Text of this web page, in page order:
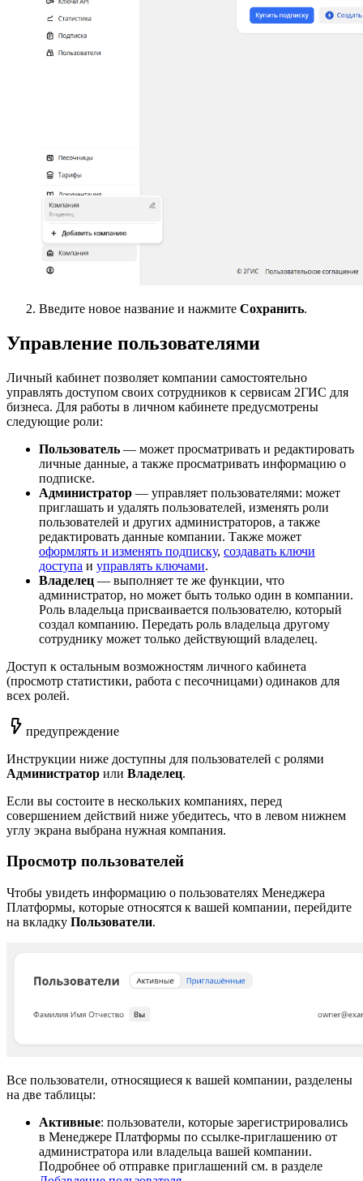
Введите новое название и нажмите Сохранить.
Управление пользователями
Личный кабинет позволяет компании самостоятельно
управлять доступом своих сотрудников к сервисам 2ГИС для
бизнеса. Для работы в личном кабинете предусмотрены
следующие роли:
Пользователь — может просматривать и редактировать
личные данные, а также просматривать информацию о
подписке.
Администратор — управляет пользователями: может
приглашать и удалять пользователей, изменять роли
пользователей и других администраторов, а также
редактировать данные компании. Также может
оформлять и изменять подписку, создавать ключи
доступа и управлять ключами.
Владелец — выполняет те же функции, что
администратор, но может быть только один в компании.
Роль владельца присваивается пользователю, который
создал компанию. Передать роль владельца другому
сотруднику может только действующий владелец.
Доступ к остальным возможностям личного кабинета
(просмотр статистики, работа с песочницами) одинаков для
всех ролей.
предупреждение
Инструкции ниже доступны для пользователей с ролями
Администратор или Владелец.
Если вы состоите в нескольких компаниях, перед
совершением действий ниже убедитесь, что в левом нижнем
углу экрана выбрана нужная компания.
Просмотр пользователей
Чтобы увидеть информацию о пользователях Менеджера
Платформы, которые относятся к вашей компании, перейдите
на вкладку Пользователи.
Все пользователи, относящиеся к вашей компании, разделены
на две таблицы:
Активные: пользователи, которые зарегистрировались
в Менеджере Платформы по ссылке-приглашению от
администратора или владельца вашей компании.
Подробнее об отправке приглашений см. в разделе